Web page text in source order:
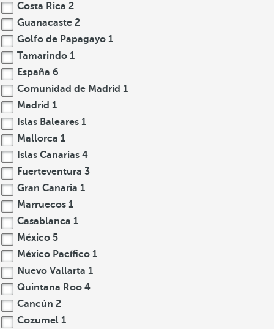
Costa Rica 2
Guanacaste 2
Golfo de Papagayo 1
Tamarindo 1
España 6
Comunidad de Madrid 1
Madrid 1
Islas Baleares 1
Mallorca 1
Islas Canarias 4
Fuerteventura 3
Gran Canaria 1
Marruecos 1
Casablanca 1
México 5
México Pacífico 1
Nuevo Vallarta 1
Quintana Roo 4
Cancún 2
Cozumel 1